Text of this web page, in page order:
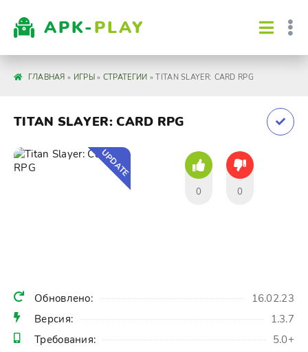
APK-PLAY
ГЛАВНАЯ » ИГРЫ» СТРАТЕГИИ » TITAN SLAYER: CARD RPG
TITAN SLAYER: CARD RPG
Обновлено:
16.02.23
Версия:
1.3.7
Требования:
5.0+
UPDATE
0 0